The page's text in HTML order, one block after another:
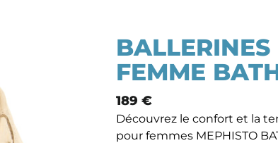
FEMME
Prix
normal
189 €
Découvrez le confort et la
pour femmes MEPHISTO